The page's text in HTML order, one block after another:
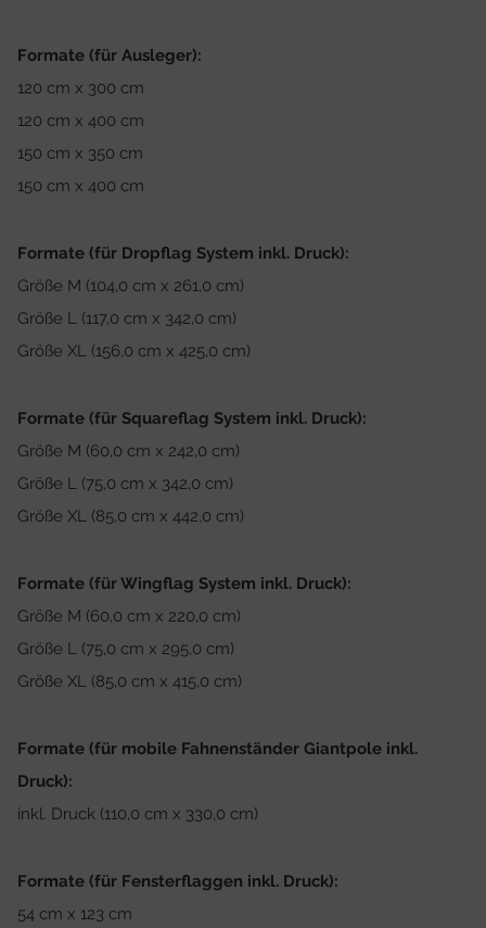
Formate (für Ausleger):
120 cm x 300 cm
120 cm x 400 cm
150 cm x 350 cm
150 cm x 400 cm
Formate (für Dropflag System inkl. Druck):
Größe M (104,0 cm x 261,0 cm)
Größe L (117,0 cm x 342,0 cm)
Größe XL (156,0 cm x 425,0 cm)
Formate (für Squareflag System inkl. Druck):
Größe M (60,0 cm x 242,0 cm)
Größe L (75,0 cm x 342,0 cm)
Größe XL (85,0 cm x 442,0 cm)
Formate (für Wingflag System inkl. Druck):
Größe M (60,0 cm x 220,0 cm)
Größe L (75,0 cm x 295,0 cm)
Größe XL (85,0 cm x 415,0 cm)
Formate (für mobile Fahnenständer Giantpole inkl.
Druck):
inkl. Druck (110,0 cm x 330,0 cm)
Formate (für Fensterflaggen inkl. Druck):
54 cm x 123 cm